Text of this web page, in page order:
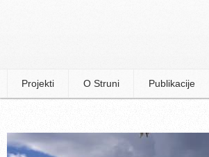
Projekti O Struni Publikacije